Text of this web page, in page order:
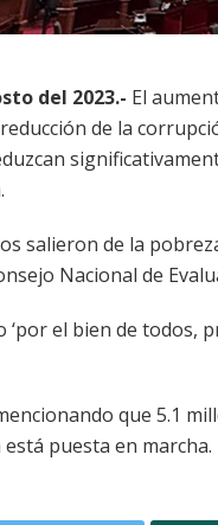
del 2023.- El
de la
salieron de la
Nacional de
el bien de todos,
que 5.1
puesta en marcha.